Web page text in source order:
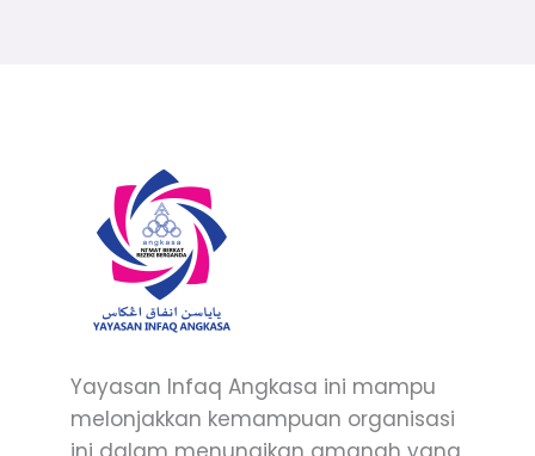
Yayasan Infaq Angkasa ini mampu
melonjakkan kemampuan organisasi